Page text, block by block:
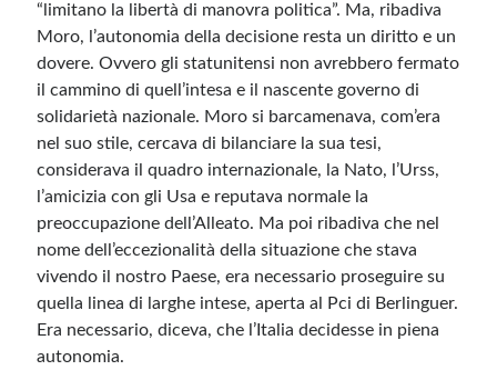
“limitano la libertà di manovra politica”. Ma, ribadiva
Moro, l’autonomia della decisione resta un diritto e un
dovere. Ovvero gli statunitensi non avrebbero fermato
il cammino di quell’intesa e il nascente governo di
solidarietà nazionale. Moro si barcamenava, com’era
nel suo stile, cercava di bilanciare la sua tesi,
considerava il quadro internazionale, la Nato, l’Urss,
l’amicizia con gli Usa e reputava normale la
preoccupazione dell’Alleato. Ma poi ribadiva che nel
nome dell’eccezionalità della situazione che stava
vivendo il nostro Paese, era necessario proseguire su
quella linea di larghe intese, aperta al Pci di Berlinguer.
Era necessario, diceva, che l’Italia decidesse in piena
autonomia.